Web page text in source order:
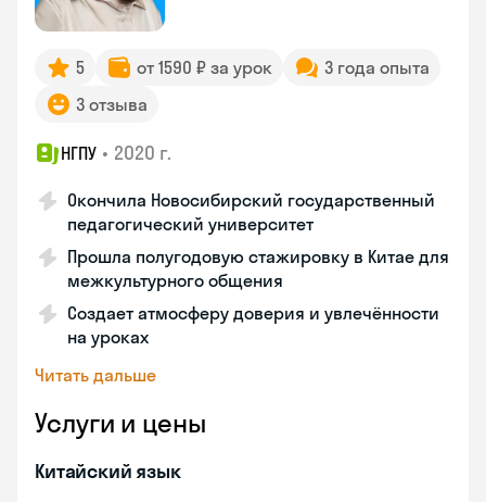
5 от 1590 ₽ за урок
3 года опыта
3 отзыва
НГПУ • 2020 г.
Окончила Новосибирский государственный
педагогический университет
Прошла полугодовую стажировку в Китае для
межкультурного общения
Создает атмосферу доверия и увлечённости
на уроках
Читать дальше
Услуги и цены
Китайский язык